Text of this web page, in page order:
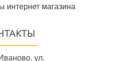
интернет магазина
ул.